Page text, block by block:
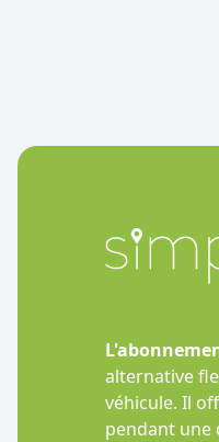
alternative
véhicule. Il
pendant une